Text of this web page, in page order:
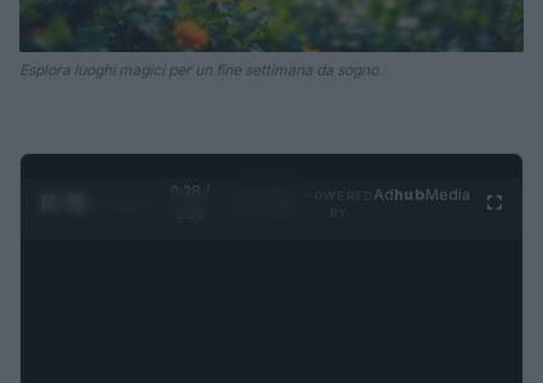
Esplora luoghi magici per un fine settimana da sogno.
0:28 /
AdhubMedia